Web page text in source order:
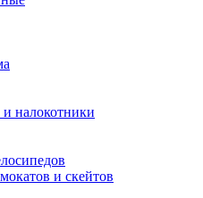
налокотники
и скейтов